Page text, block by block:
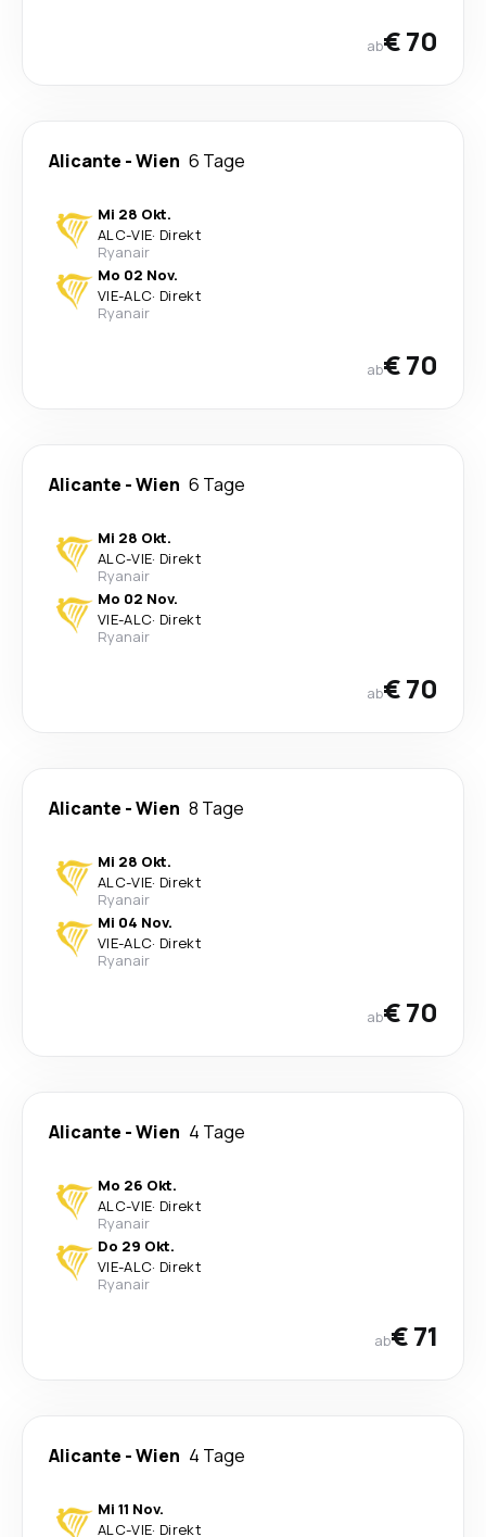
ab€ 70
Alicante -Wien 6 Tage
Mi 28 Okt.
ALC-VIE· Direkt
Ryanair
Mo 02 Nov.
VIE-ALC· Direkt
Ryanair
ab€ 70
Alicante -Wien 6 Tage
Mi 28 Okt.
ALC-VIE· Direkt
Ryanair
Mo 02 Nov.
VIE-ALC· Direkt
Ryanair
ab€ 70
Alicante -Wien 8 Tage
Mi 28 Okt.
ALC-VIE· Direkt
Ryanair
Mi 04 Nov.
VIE-ALC· Direkt
Ryanair
ab€ 70
Alicante -Wien 4 Tage
Mo 26 Okt.
ALC-VIE· Direkt
Ryanair
Do 29 Okt.
VIE-ALC· Direkt
Ryanair
ab€ 71
Alicante -Wien 4 Tage
Mi 11 Nov.
ALC-VIE· Direkt